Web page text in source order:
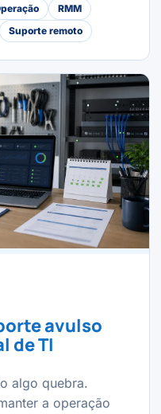
RMM
Suporte remoto
avulso
de TI
algo quebra.
a operação